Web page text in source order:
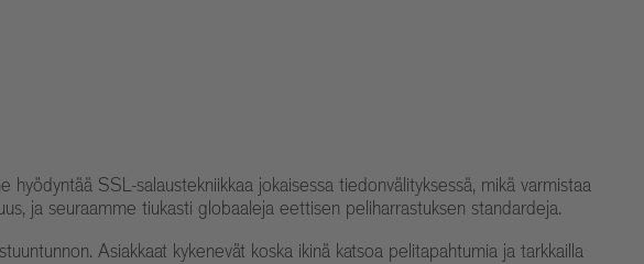
SSL-salaustekniikkaa jokaisessa tiedonvälityksessä, mikä varmistaa
ja seuraamme tiukasti globaaleja eettisen peliharrastuksen standardeja.
Asiakkaat kykenevät koska ikinä katsoa pelitapahtumia ja tarkkailla